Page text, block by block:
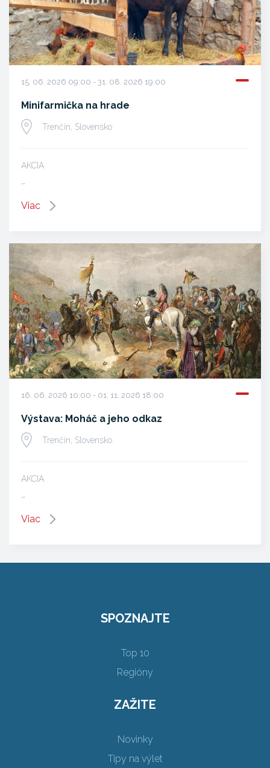
15. 06. 2026 09:00 - 31. 08. 2026 19:00
Minifarmička na hrade
Trenčín, Slovensko
AKCIA
Viac
16. 06. 2026 10:00 - 01. 11. 2026 18:00
Výstava: Moháč a jeho odkaz
Trenčín, Slovensko
AKCIA
…
Viac
SPOZNAJTE
Top 10
Regióny
ZAŽITE
Novinky
Tipy na výlet